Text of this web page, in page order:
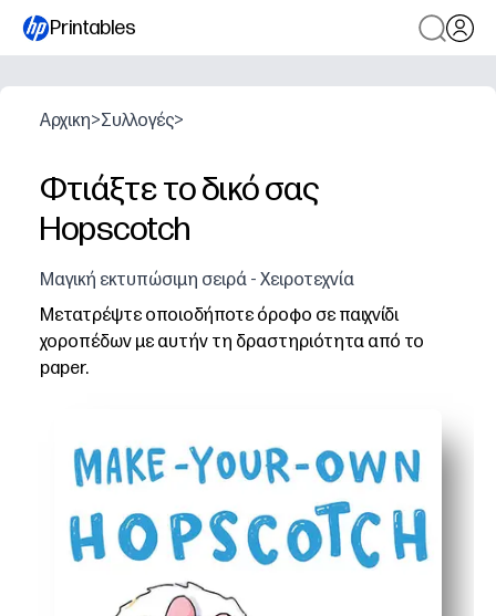
Printables
Αρχικη>Συλλογές>
Φτιάξτε το δικό σας
Hopscotch
Μαγική εκτυπώσιμη σειρά - Χειροτεχνία
Μετατρέψτε οποιοδήποτε όροφο σε παιχνίδι
χοροπέδων με αυτήν τη δραστηριότητα από το
paper.